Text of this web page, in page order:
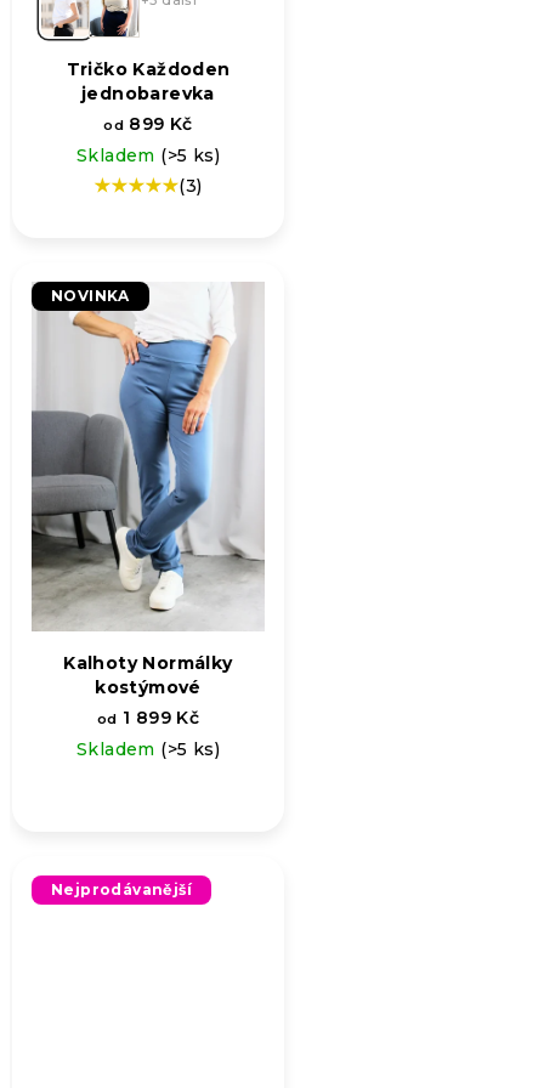
Tričko Každoden
jednobarevka
od 899 Kč
Skladem (>5 ks)
Průměrné
5,0
z
5
hvězdiček.
(3)
NOVINKA
Kalhoty Normálky
kostýmové
od 1 899 Kč
Skladem (>5 ks)
Nejprodávanější